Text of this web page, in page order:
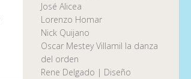
José Alicea
Lorenzo Homar
Nick Quijano
Oscar Mestey Villamil la danza
del orden
Rene Delgado | Diseño